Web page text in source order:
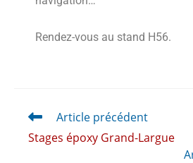
Rendez-vous au stand H56.
Article précédent
Stages époxy Grand-Largue